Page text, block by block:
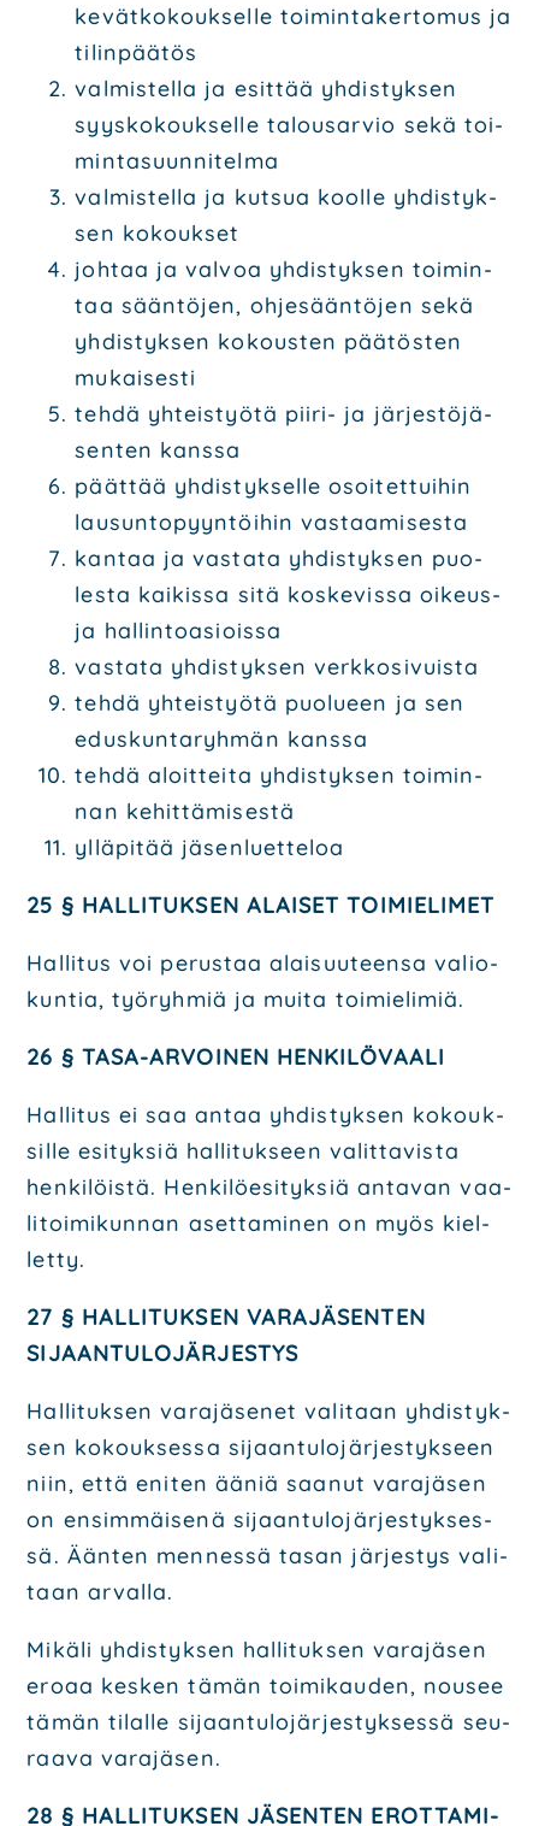
kevät­ko­kouk­sel­le toi­min­ta­ker­to­mus ja
tilin­pää­tös
val­mis­tel­la ja esit­tää yhdis­tyk­sen
syys­ko­kouk­sel­le talous­ar­vio sekä toi­
min­ta­suun­ni­tel­ma
val­mis­tel­la ja kut­sua kool­le yhdis­tyk­
sen kokouk­set
joh­taa ja val­voa yhdis­tyk­sen toi­min­
taa sään­tö­jen, ohje­sään­tö­jen sekä
yhdis­tyk­sen kokous­ten pää­tös­ten
mukai­ses­ti
teh­dä yhteis­työ­tä pii­ri- ja jär­jes­tö­jä­
sen­ten kans­sa
päät­tää yhdis­tyk­sel­le osoi­tet­tui­hin
lausun­to­pyyn­töi­hin vas­taa­mi­ses­ta
kan­taa ja vas­ta­ta yhdis­tyk­sen puo­
les­ta kai­kis­sa sitä kos­ke­vis­sa oikeus-
ja hal­lin­to­asiois­sa
vas­ta­ta yhdis­tyk­sen verk­ko­si­vuis­ta
teh­dä yhteis­työ­tä puo­lu­een ja sen
edus­kun­ta­ryh­män kans­sa
teh­dä aloit­tei­ta yhdis­tyk­sen toi­min­
nan kehit­tä­mi­ses­tä
yllä­pi­tää jäsen­luet­te­loa
25 § HAL­LI­TUK­SEN ALAI­SET TOI­MIE­LI­MET
Hal­li­tus voi perus­taa alai­suu­teen­sa valio­
kun­tia, työ­ryh­miä ja mui­ta toi­mie­li­miä.
26 § TASA-ARVOI­NEN HEN­KI­LÖ­VAA­LI
Hal­li­tus ei saa antaa yhdis­tyk­sen kokouk­
sil­le esi­tyk­siä hal­li­tuk­seen valit­ta­vis­ta
hen­ki­löis­tä. Hen­ki­lö­esi­tyk­siä anta­van vaa­
li­toi­mi­kun­nan aset­ta­mi­nen on myös kiel­
let­ty.
27 § HAL­LI­TUK­SEN VARA­JÄ­SEN­TEN
SIJAAN­TU­LO­JÄR­JES­TYS
Hal­li­tuk­sen vara­jä­se­net vali­taan yhdis­tyk­
sen kokouk­ses­sa sijaan­tu­lo­jär­jes­tyk­seen
niin, että eni­ten ääniä saa­nut vara­jä­sen
on ensim­mäi­se­nä sijaan­tu­lo­jär­jes­tyk­ses­
sä. Ään­ten men­nes­sä tasan jär­jes­tys vali­
taan arval­la.
Mikä­li yhdis­tyk­sen hal­li­tuk­sen vara­jä­sen
ero­aa kes­ken tämän toi­mi­kau­den, nousee
tämän tilal­le sijaan­tu­lo­jär­jes­tyk­ses­sä seu­
raa­va vara­jä­sen.
28 § HAL­LI­TUK­SEN JÄSEN­TEN EROT­TA­MI­